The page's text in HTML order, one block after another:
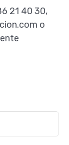
21 40 30,
o